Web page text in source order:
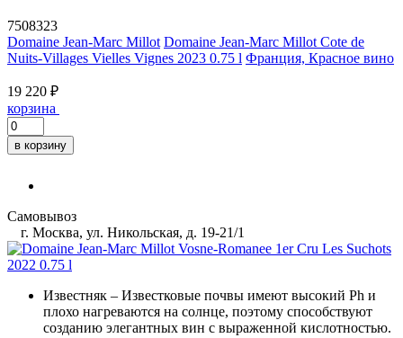
7508323
Domaine Jean-Marc Millot Domaine Jean-Marc Millot Cote de
Nuits-Villages Vielles Vignes 2023 0.75 l Франция, Красное вино
19 220 ₽
корзина
в корзину
Самовывоз
г. Москва, ул. Никольская, д. 19-21/1
Известняк – Известковые почвы имеют высокий Ph и
плохо нагреваются на солнце, поэтому способствуют
созданию элегантных вин с выраженной кислотностью.